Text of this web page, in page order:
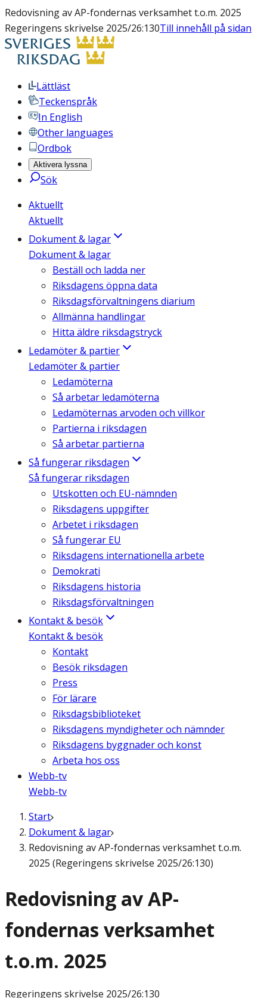
Redovisning av AP-fondernas verksamhet t.o.m. 2025
Regeringens skrivelse 2025/26:130Till innehåll på sidan
Lättläst
Teckenspråk
In English
Other languages
Ordbok
Aktivera lyssna
Sök
Aktuellt
Aktuellt
Dokument & lagar
Dokument & lagar
Beställ och ladda ner
Riksdagens öppna data
Riksdagsförvaltningens diarium
Allmänna handlingar
Hitta äldre riksdagstryck
Ledamöter & partier
Ledamöter & partier
Ledamöterna
Så arbetar ledamöterna
Ledamöternas arvoden och villkor
Partierna i riksdagen
Så arbetar partierna
Så fungerar riksdagen
Så fungerar riksdagen
Utskotten och EU-nämnden
Riksdagens uppgifter
Arbetet i riksdagen
Så fungerar EU
Riksdagens internationella arbete
Demokrati
Riksdagens historia
Riksdagsförvaltningen
Kontakt & besök
Kontakt & besök
Kontakt
Besök riksdagen
Press
För lärare
Riksdagsbiblioteket
Riksdagens myndigheter och nämnder
Riksdagens byggnader och konst
Arbeta hos oss
Webb-tv
Webb-tv
Start
Dokument & lagar
Redovisning av AP-fondernas verksamhet t.o.m.
2025 (Regeringens skrivelse 2025/26:130)
Redovisning av AP-
fondernas verksamhet
t.o.m. 2025
Regeringens skrivelse 2025/26:130